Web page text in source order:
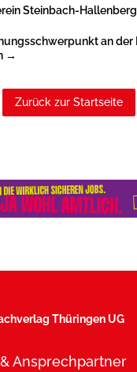
Steinbach-
an
→
Zurück zur Startseite
Thüringen UG
Ansprechpartner